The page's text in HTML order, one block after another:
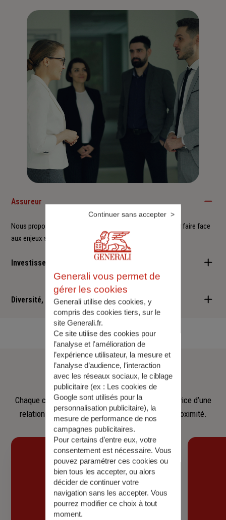
Assureur
Nous proposons à nos clients des solutions durables pour faire face
aux enjeux sociétaux et environnementaux.
Investisseur responsable
Nous sommes convaincus qu'il est possible d'allier performance
financière et retombées positives : cette vision est au cœur des
services que nous vous proposons.
Diversité, Equité, Inclusion
Nous faisons de la diversité, de l'équité et de l'inclusion un
engagement quotidien.
Notreéquipe
Chaque collaborateur met son savoir‑faire au service d’une
relation fondée sur l’écoute, la confiance et la proximité.
Generali vous permet de
gérer les cookies
Generali utilise des cookies, y
compris des cookies tiers, sur le
site Generali.fr.
Ce site utilise des cookies pour
l’analyse et l'amélioration de
l’expérience utilisateur, la mesure et
l’analyse d’audience, l’interaction
avec les réseaux sociaux, le ciblage
publicitaire (ex : Les cookies de
Google sont utilisés pour la
personnalisation publicitaire), la
mesure de performance de nos
campagnes publicitaires.
Pour certains d’entre eux, votre
consentement est nécessaire. Vous
pouvez paramétrer ces cookies ou
bien tous les accepter, ou alors
décider de continuer votre
navigation sans les accepter. Vous
pourrez modifier ce choix à tout
moment.
Continuer sans accepter